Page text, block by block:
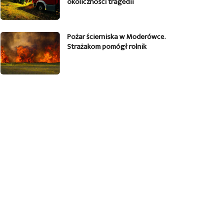
Pożar ścierniska w Moderówce.
Strażakom pomógł rolnik